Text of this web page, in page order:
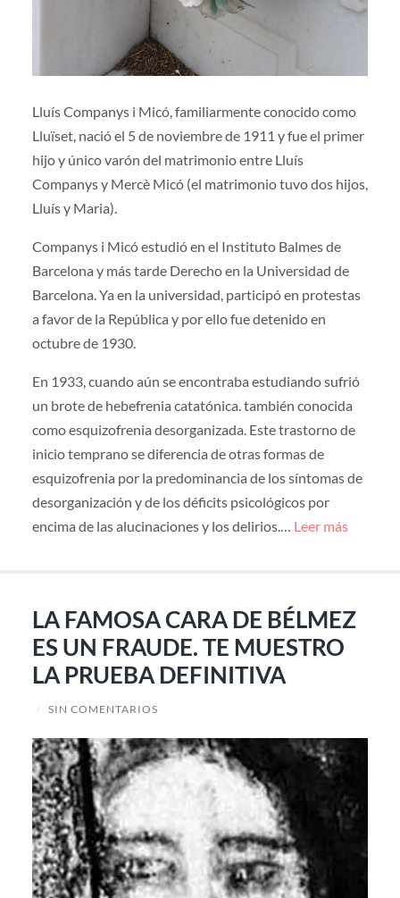
Lluís Companys i Micó, familiarmente conocido como
Lluïset, nació el 5 de noviembre de 1911 y fue el primer
hijo y único varón del matrimonio entre Lluís
Companys y Mercè Micó (el matrimonio tuvo dos hijos,
Lluís y Maria).
Companys i Micó estudió en el Instituto Balmes de
Barcelona y más tarde Derecho en la Universidad de
Barcelona. Ya en la universidad, participó en protestas
a favor de la República y por ello fue detenido en
octubre de 1930.
En 1933, cuando aún se encontraba estudiando sufrió
un brote de hebefrenia catatónica. también conocida
como esquizofrenia desorganizada. Este trastorno de
inicio temprano se diferencia de otras formas de
esquizofrenia por la predominancia de los síntomas de
desorganización y de los déficits psicológicos por
encima de las alucinaciones y los delirios.… Leer más
LA FAMOSA CARA DE BÉLMEZ
ES UN FRAUDE. TE MUESTRO
LA PRUEBA DEFINITIVA
/ SIN COMENTARIOS